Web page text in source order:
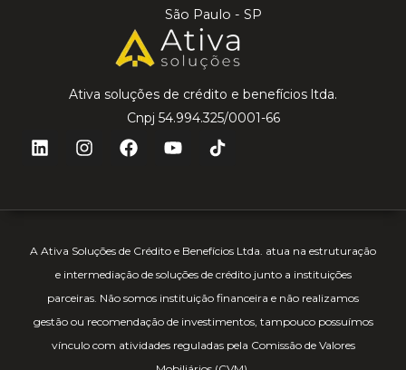
São Paulo - SP
Ativa soluções de crédito e benefícios ltda.
Cnpj 54.994.325/0001-66
A Ativa Soluções de Crédito e Benefícios Ltda. atua na estruturação
e intermediação de soluções de crédito junto a instituições
parceiras. Não somos instituição financeira e não realizamos
gestão ou recomendação de investimentos, tampouco possuímos
vínculo com atividades reguladas pela Comissão de Valores